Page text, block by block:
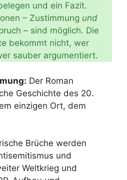
und ein Fazit.
– Zustimmung und
– sind möglich. Die
bekommt nicht, wer
sauber argumentiert.
Der Roman
Geschichte des 20.
einzigen Ort, dem
Brüche werden
und
Weltkrieg und